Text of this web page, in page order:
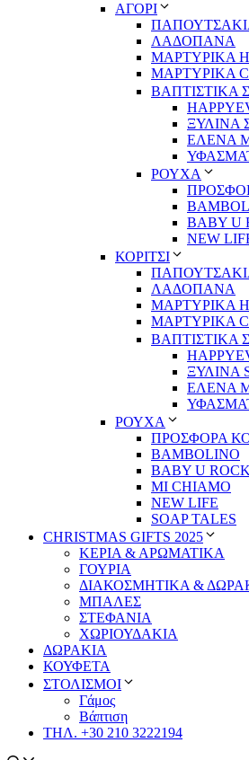
ΑΓΟΡΙ
ΛΑΔΟΠΑΝΑ
ΜΑΡΤΥΡΙΚΑ
ΜΑΡΤΥΡΙΚΑ
ΒΑΠΤΙΣΤΙΚΑ
ΞΥΛΙΝΑ
ΕΛΕΝΑ
ΡΟΥΧΑ
BABY U
NEW
ΚΟΡΙΤΣΙ
ΛΑΔΟΠΑΝΑ
ΜΑΡΤΥΡΙΚΑ
ΜΑΡΤΥΡΙΚΑ
ΒΑΠΤΙΣΤΙΚΑ
ΞΥΛΙΝΑ
ΕΛΕΝΑ
ΡΟΥΧΑ
ΠΡΟΣΦΟΡΑ
BAMBOLINO
BABY U ROCK
MI CHIAMO
NEW LIFE
SOAP TALES
CHRISTMAS GIFTS 2025
ΚΕΡΙΑ & ΑΡΩΜΑΤΙΚΑ
ΓΟΥΡΙΑ
ΔΙΑΚΟΣΜΗΤΙΚΑ &
ΜΠΑΛΕΣ
ΣΤΕΦΑΝΙΑ
ΧΩΡΙΟΥΔΑΚΙΑ
ΔΩΡΑΚΙΑ
ΚΟΥΦΕΤΑ
ΣΤΟΛΙΣΜΟΙ
Γάμος
Βάπτιση
ΤΗΛ. +30 210 3222194